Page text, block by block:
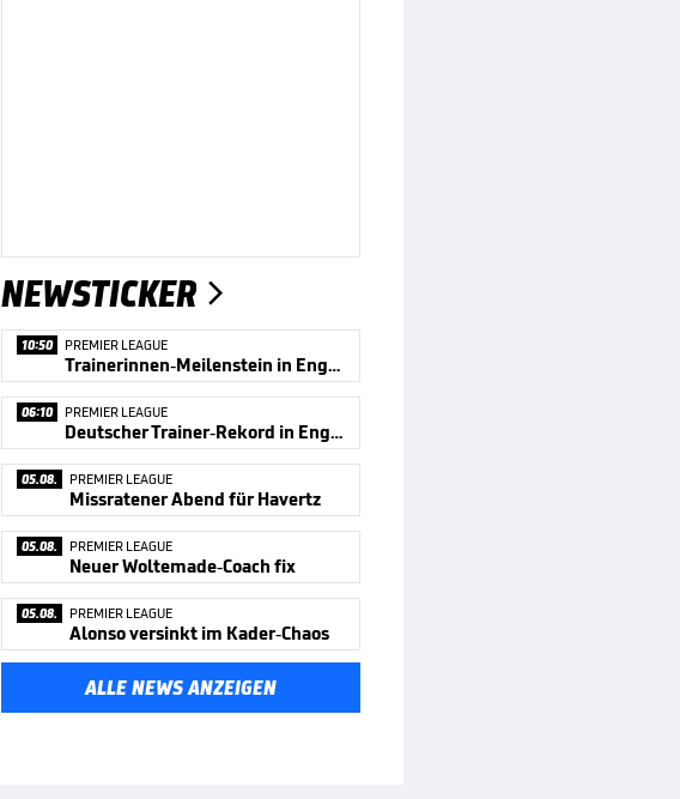
NEWSTICKER 
10:50 PREMIER LEAGUE
Trainerinnen-Meilenstein in England
06:10 PREMIER LEAGUE
Deutscher Trainer-Rekord in England
05.08. PREMIER LEAGUE
Missratener Abend für Havertz
05.08. PREMIER LEAGUE
Neuer Woltemade-Coach fix
05.08. PREMIER LEAGUE
Alonso versinkt im Kader-Chaos
ALLE NEWS ANZEIGEN